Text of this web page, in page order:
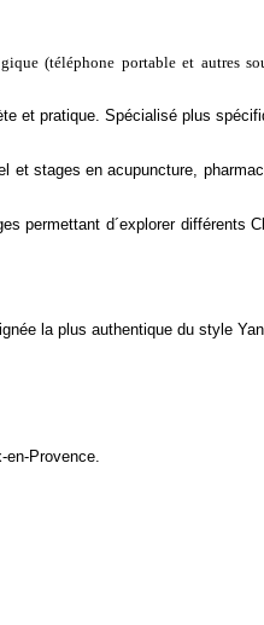
(téléphone portable et autres
et pratique. Spécialisé plus
stages en acupuncture,
permettant d´explorer différents
la plus authentique du style
en-Provence.